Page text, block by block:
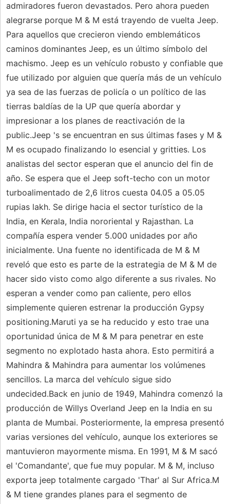
admiradores fueron devastados. Pero ahora pueden
alegrarse porque M & M está trayendo de vuelta Jeep.
Para aquellos que crecieron viendo emblemáticos
caminos dominantes Jeep, es un último símbolo del
machismo. Jeep es un vehículo robusto y confiable que
fue utilizado por alguien que quería más de un vehículo
ya sea de las fuerzas de policía o un político de las
tierras baldías de la UP que quería abordar y
impresionar a los planes de reactivación de la
public.Jeep 's se encuentran en sus últimas fases y M &
M es ocupado finalizando lo esencial y gritties. Los
analistas del sector esperan que el anuncio del fin de
año. Se espera que el Jeep soft-techo con un motor
turboalimentado de 2,6 litros cuesta 04.05 a 05.05
rupias lakh. Se dirige hacia el sector turístico de la
India, en Kerala, India nororiental y Rajasthan. La
compañía espera vender 5.000 unidades por año
inicialmente. Una fuente no identificada de M & M
reveló que esto es parte de la estrategia de M & M de
hacer sido visto como algo diferente a sus rivales. No
esperan a vender como pan caliente, pero ellos
simplemente quieren estrenar la producción Gypsy
positioning.Maruti ya se ha reducido y esto trae una
oportunidad única de M & M para penetrar en este
segmento no explotado hasta ahora. Esto permitirá a
Mahindra & Mahindra para aumentar los volúmenes
sencillos. La marca del vehículo sigue sido
undecided.Back en junio de 1949, Mahindra comenzó la
producción de Willys Overland Jeep en la India en su
planta de Mumbai. Posteriormente, la empresa presentó
varias versiones del vehículo, aunque los exteriores se
mantuvieron mayormente misma. En 1991, M & M sacó
el 'Comandante', que fue muy popular. M & M, incluso
exporta jeep totalmente cargado 'Thar' al Sur Africa.M
& M tiene grandes planes para el segmento de